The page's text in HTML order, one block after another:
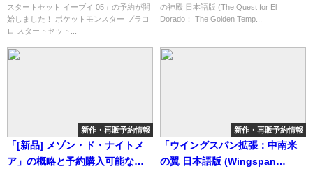
紹介！
スタートセット イーブイ 05」の予約が開
始しました！ ポケットモンスター プラコ
ロ スタートセット...
Temples)」の概略と予約購入可
の神殿 日本語版 (The Quest for El
Dorado： The Golden Temp...
新作・再販予約情報
「[新品] メゾン・ド・ナイトメ
ア」の概略と予約購入可能なシ
新作・再販予約情報
「ウイングスパン拡張：中南米
の翼 日本語版 (Wingspan